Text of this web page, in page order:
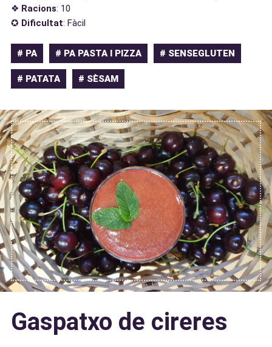
❖ Racions: 10
✪ Dificultat: Fàcil
# PA # PA PASTA I PIZZA # SENSEGLUTEN
# PATATA # SÈSAM
Gaspatxo de cireres